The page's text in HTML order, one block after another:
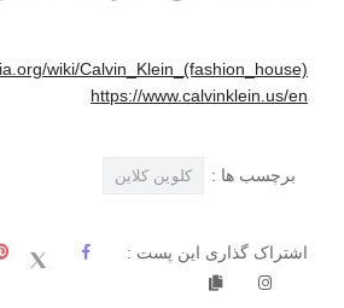
wiki/Calvin_Klein_(fashion_house)
https://www.calvinklein.us/en
برچسب ها : کلوين کلاين
اشتراک گذاری این پست :